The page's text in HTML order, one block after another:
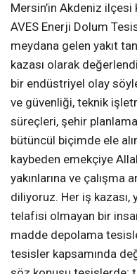
Mersin’in Akdeniz ilçesi
AVES Enerji Dolum
meydana gelen yakıt
kazası olarak
bir endüstriyel olay
ve güvenliği, teknik
süreçleri, şehir
bütüncül biçimde ele
kaybeden emekçiye
yakınlarına ve çalışma
diliyoruz. Her iş
telafisi olmayan bir insan
madde depolama
tesisler kapsamında